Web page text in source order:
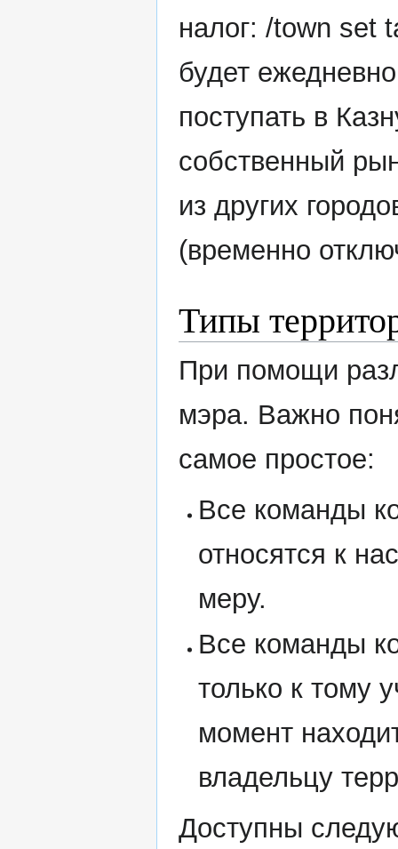
налог: /town set
будет
поступать в
собственный
из других
(временно
Типы
При помощи
мэра. Важно
самое простое:
Все команды
относятся к
меру.
Все команды
только к тому
момент
владельцу
Доступны